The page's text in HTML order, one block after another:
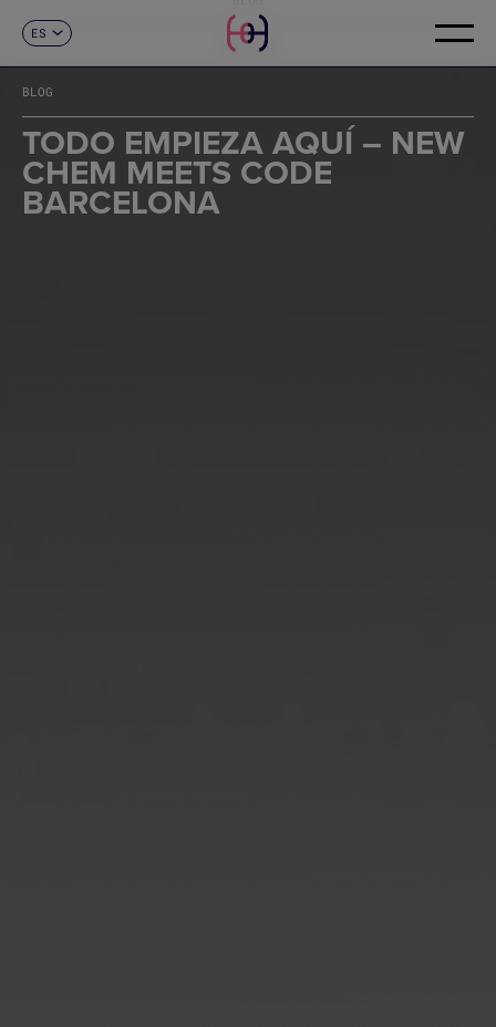
ES
FR
DE
IT
PT
CONTACTO
BLOG
TODO EMPIEZA AQUÍ – NEW
CHEM MEETS CODE
BARCELONA